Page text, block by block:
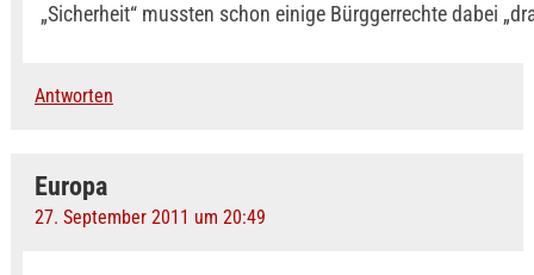
„Sicherheit“ mussten schon einige Bürggerrechte dabei
Antworten
Europa
27. September 2011 um 20:49